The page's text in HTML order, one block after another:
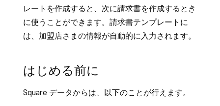
レートを作成すると、次に請求書を作成するとき
に使うことができます。請求書テンプレートに
は、加盟店さまの情報が自動的に入力されます。
はじめる前に
Square データからは、以下のことが行えます。